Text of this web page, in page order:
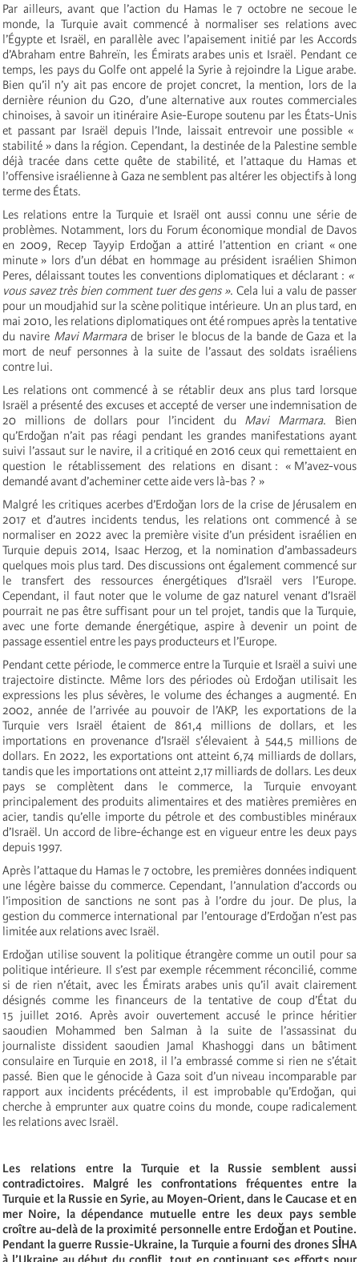
Par ailleurs, avant que l’action du Hamas le 7 octobre ne secoue le
monde, la Turquie avait commencé à normaliser ses relations avec
l’Égypte et Israël, en parallèle avec l’apaisement initié par les Accords
d’Abraham entre Bahreïn, les Émirats arabes unis et Israël. Pendant ce
temps, les pays du Golfe ont appelé la Syrie à rejoindre la Ligue arabe.
Bien qu’il n’y ait pas encore de projet concret, la mention, lors de la
dernière réunion du G20, d’une alternative aux routes commerciales
chinoises, à savoir un itinéraire Asie-Europe soutenu par les États-Unis
et passant par Israël depuis l’Inde, laissait entrevoir une possible «
stabilité » dans la région. Cependant, la destinée de la Palestine semble
déjà tracée dans cette quête de stabilité, et l’attaque du Hamas et
l’offensive israélienne à Gaza ne semblent pas altérer les objectifs à long
terme des États.
Les relations entre la Turquie et Israël ont aussi connu une série de
problèmes. Notamment, lors du Forum économique mondial de Davos
en 2009, Recep Tayyip Erdoğan a attiré l’attention en criant « one
minute » lors d’un débat en hommage au président israélien Shimon
Peres, délaissant toutes les conventions diplomatiques et déclarant : «
vous savez très bien comment tuer des gens ». Cela lui a valu de passer
pour un moudjahid sur la scène politique intérieure. Un an plus tard, en
mai 2010, les relations diplomatiques ont été rompues après la tentative
du navire Mavi Marmarade briser le blocus de la bande de Gaza et la
mort de neuf personnes à la suite de l’assaut des soldats israéliens
contre lui.
Les relations ont commencé à se rétablir deux ans plus tard lorsque
Israël a présenté des excuses et accepté de verser une indemnisation de
20 millions de dollars pour l’incident du Mavi Marmara. Bien
qu’Erdoğan n’ait pas réagi pendant les grandes manifestations ayant
suivi l’assaut sur le navire, il a critiqué en 2016 ceux qui remettaient en
question le rétablissement des relations en disant : « M’avez-vous
demandé avant d’acheminer cette aide vers là-bas ? »
Malgré les critiques acerbes d’Erdoğan lors de la crise de Jérusalem en
2017 et d’autres incidents tendus, les relations ont commencé à se
normaliser en 2022 avec la première visite d’un président israélien en
Turquie depuis 2014, Isaac Herzog, et la nomination d’ambassadeurs
quelques mois plus tard. Des discussions ont également commencé sur
le transfert des ressources énergétiques d’Israël vers l’Europe.
Cependant, il faut noter que le volume de gaz naturel venant d’Israël
pourrait ne pas être suffisant pour un tel projet, tandis que la Turquie,
avec une forte demande énergétique, aspire à devenir un point de
passage essentiel entre les pays producteurs et l’Europe.
Pendant cette période, le commerce entre la Turquie et Israël a suivi une
trajectoire distincte. Même lors des périodes où Erdoğan utilisait les
expressions les plus sévères, le volume des échanges a augmenté. En
2002, année de l’arrivée au pouvoir de l’AKP, les exportations de la
Turquie vers Israël étaient de 861,4 millions de dollars, et les
importations en provenance d’Israël s’élevaient à 544,5 millions de
dollars. En 2022, les exportations ont atteint 6,74 milliards de dollars,
tandis que les importations ont atteint 2,17 milliards de dollars. Les deux
pays se complètent dans le commerce, la Turquie envoyant
principalement des produits alimentaires et des matières premières en
acier, tandis qu’elle importe du pétrole et des combustibles minéraux
d’Israël. Un accord de libre-échange est en vigueur entre les deux pays
depuis 1997.
Après l’attaque du Hamas le 7 octobre, les premières données indiquent
une légère baisse du commerce. Cependant, l’annulation d’accords ou
l’imposition de sanctions ne sont pas à l’ordre du jour. De plus, la
gestion du commerce international par l’entourage d’Erdoğan n’est pas
limitée aux relations avec Israël.
Erdoğan utilise souvent la politique étrangère comme un outil pour sa
politique intérieure. Il s’est par exemple récemment réconcilié, comme
si de rien n’était, avec les Émirats arabes unis qu’il avait clairement
désignés comme les financeurs de la tentative de coup d’État du
15 juillet 2016. Après avoir ouvertement accusé le prince héritier
saoudien Mohammed ben Salman à la suite de l’assassinat du
journaliste dissident saoudien Jamal Khashoggi dans un bâtiment
consulaire en Turquie en 2018, il l’a embrassé comme si rien ne s’était
passé. Bien que le génocide à Gaza soit d’un niveau incomparable par
rapport aux incidents précédents, il est improbable qu’Erdoğan, qui
cherche à emprunter aux quatre coins du monde, coupe radicalement
les relations avec Israël.
Les relations entre la Turquie et la Russie semblent aussi
contradictoires. Malgré les confrontations fréquentes entre la
Turquie et la Russie en Syrie, au Moyen-Orient, dans le Caucase et en
mer Noire, la dépendance mutuelle entre les deux pays semble
croître au-delà de la proximité personnelle entre Erdoğan et Poutine.
Pendant la guerre Russie-Ukraine, la Turquie a fourni des drones SİHA